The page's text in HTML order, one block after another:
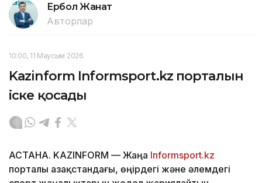
Ербол Жанат
Авторлар
10:00, 11 Маусым 2026
Kazinform Informsport.kz порталын
іске қосады
АСТАНА. KAZINFORM — Жаңа Informsport.kz
порталы Қазақстандағы, өңірдегі және әлемдегі